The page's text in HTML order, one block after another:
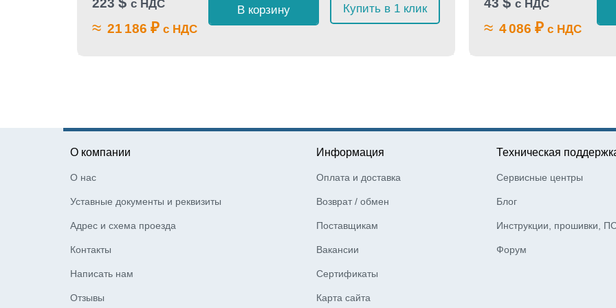
223 с НДС
≈ 21 186 ₽ с НДС
В корзину Купить в 1 клик 43 с НДС
≈ 4 086 ₽ с НДС
О компании
О нас
Уставные документы и реквизиты
Адрес и схема проезда
Контакты
Написать нам
Отзывы
Информация
Оплата и доставка
Возврат / обмен
Поставщикам
Вакансии
Сертификаты
Карта сайта
Техническая
Сервисные центры
Блог
Инструкции, прошивки,
Форум